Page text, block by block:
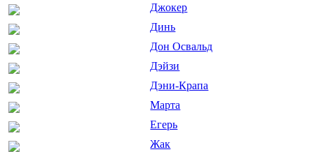
Джокер
Динь
Дон Освальд
Дэйзи
Дэни-Крапа
Марта
Егерь
Жак